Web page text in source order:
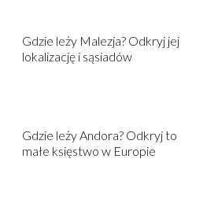
Gdzie leży Malezja? Odkryj jej
lokalizację i sąsiadów
Gdzie leży Andora? Odkryj to
małe księstwo w Europie